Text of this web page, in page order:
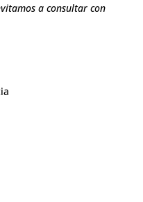
a consultar con